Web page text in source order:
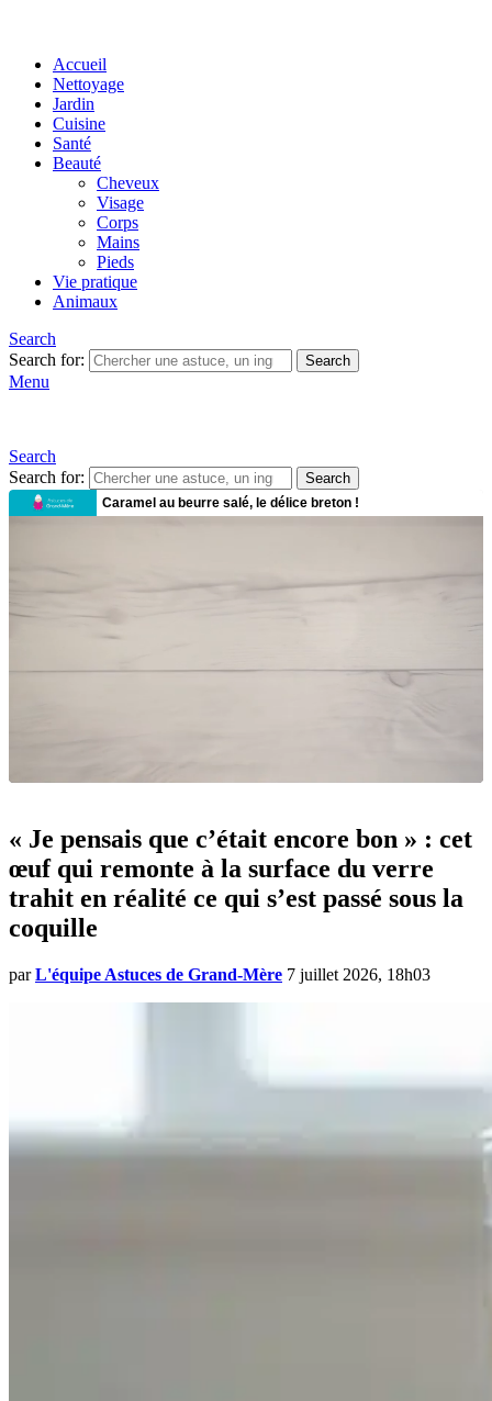
Accueil
Nettoyage
Jardin
Cuisine
Santé
Beauté
Cheveux
Visage
Corps
Mains
Pieds
Vie pratique
Animaux
Search
Search for:
Search
Menu
Search
Search for:
Search
« Je pensais que c’était encore bon » : cet
œuf qui remonte à la surface du verre
trahit en réalité ce qui s’est passé sous la
coquille
par L'équipe Astuces de Grand-Mère 7 juillet 2026, 18h03